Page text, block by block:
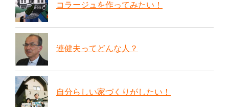
コラージュを作ってみたい！
連健夫ってどんな人？
自分らしい家づくりがしたい！